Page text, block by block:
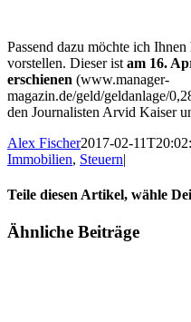
Passend dazu möchte ich
vorstellen. Dieser ist am 16.
erschienen (www.manager-
magazin.de/geld/geldanlage/
den Journalisten Arvid Kaiser
Alex Fischer2017-02-
Immobilien, Steuern|
Teile diesen Artikel, wähle
Facebook
Twitter
Reddit
LinkedIn
Tumblr
Pinterest
Vk
E-
Ähnliche Beiträge